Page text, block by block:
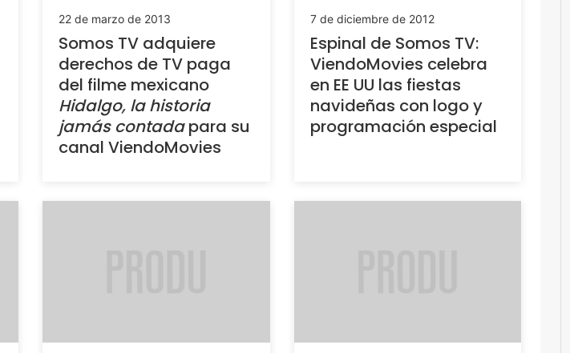
22 de marzo de 2013
Somos TV adquiere
derechos de TV paga
del filme mexicano
Hidalgo, la historia
jamás contadapara su
canal ViendoMovies
7 de diciembre de 2012
Espinal de Somos TV:
ViendoMovies celebra
en EE UU las fiestas
navideñas con logo y
programación especial